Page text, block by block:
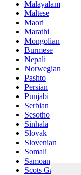
Malayalam
Maltese
Maori
Marathi
Mongolian
Burmese
Nepali
Norwegian
Pashto
Persian
Punjabi
Serbian
Sesotho
Sinhala
Slovak
Slovenian
Somali
Samoan
Scots Gaelic